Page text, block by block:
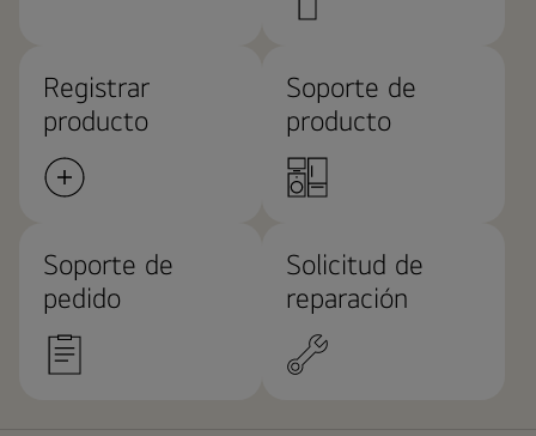
Registrar
producto
Soporte de
producto
Soporte de
pedido
Solicitud de
reparación